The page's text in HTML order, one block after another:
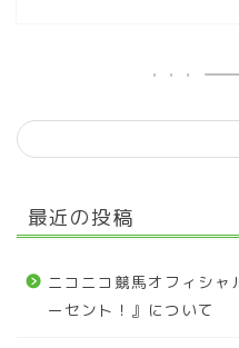
最近の投稿
ニコニコ競馬オフィシ
ーセント！』について